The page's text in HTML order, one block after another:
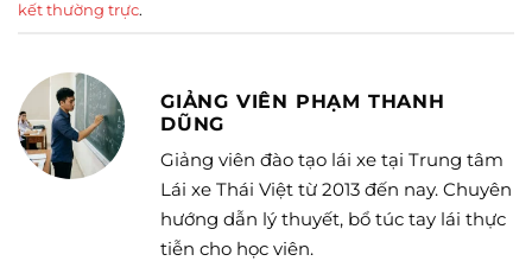
kết thường trực.
GIẢNG VIÊN PHẠM THANH
DŨNG
Giảng viên đào tạo lái xe tại Trung tâm
Lái xe Thái Việt từ 2013 đến nay. Chuyên
hướng dẫn lý thuyết, bổ túc tay lái thực
tiễn cho học viên.